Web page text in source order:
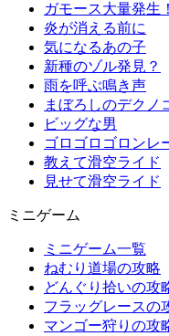
ガモース大量発生！
炎が消える前に
気になるあの子
新種のゾル発見？
雨を呼ぶ鳴き声
まぼろしのデクノ
ビッグな男
ゴロゴロゴロンレ
教えて滑空ライド
見せて滑空ライド
ミニゲーム
ミニゲーム一覧
ねむり道場の攻略
どんぐり拾いの攻
フラッグレースの
マンゴー狩りの攻